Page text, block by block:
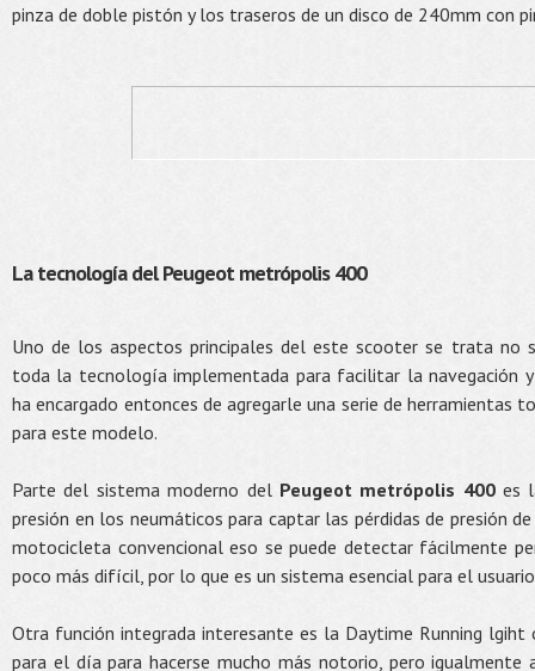
pinza de doble pistón y los traseros de un disco de 240mm con
La tecnología del Peugeot metrópolis 400
Uno de los aspectos principales del este scooter se trata no
toda la tecnología implementada para facilitar la navegación
ha encargado entonces de agregarle una serie de herramientas
para este modelo.
Parte del sistema moderno del Peugeot metrópolis 400es
presión en los neumáticos para captar las pérdidas de presión
motocicleta convencional eso se puede detectar fácilmente
poco más difícil, por lo que es un sistema esencial para el
Otra función integrada interesante es la Daytime Running lgiht
para el día para hacerse mucho más notorio, pero igualmente